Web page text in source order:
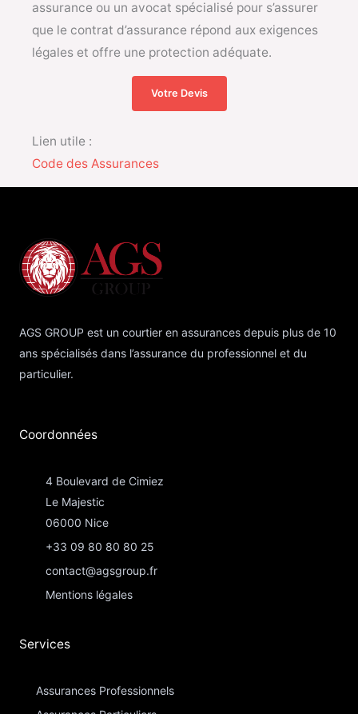
assurance ou un avocat spécialisé pour s’assurer
que le contrat d’assurance répond aux exigences
légales et offre une protection adéquate.
Votre Devis
Lien utile :
Code des Assurances
AGS GROUP est un courtier en assurances depuis plus de 10
ans spécialisés dans l’assurance du professionnel et du
particulier.
Coordonnées​
4 Boulevard de Cimiez
Le Majestic
06000 Nice
+33 09 80 80 80 25
contact@agsgroup.fr
Mentions légales
Services
Assurances Professionnels